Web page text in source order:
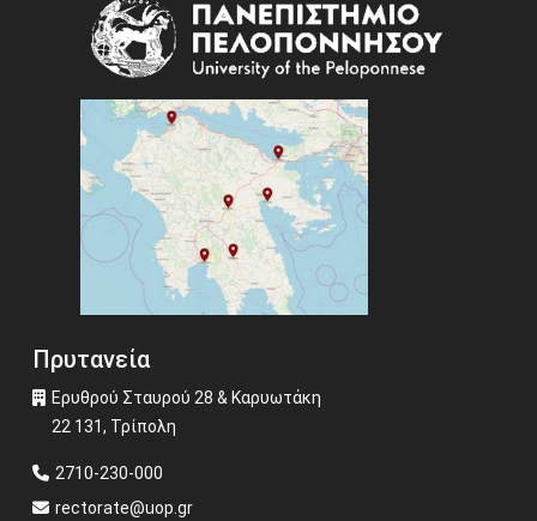
Πρυτανεία
Ερυθρού Σταυρού 28 & Καρυωτάκη
22 131, Τρίπολη
2710-230-000
rectorate@uop.gr